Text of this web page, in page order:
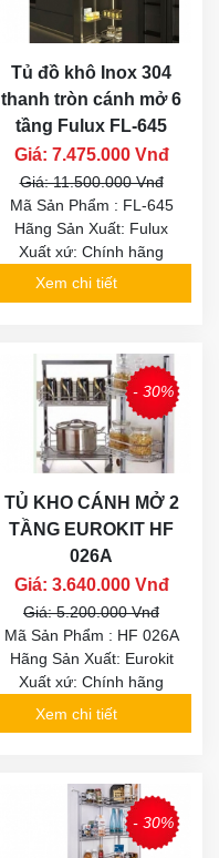
Tủ đồ khô Inox 304
thanh tròn cánh mở 6
tầng Fulux FL-645
Giá: 7.475.000 Vnđ
Giá: 11.500.000 Vnđ
Mã Sản Phẩm : FL-645
Hãng Sản Xuất: Fulux
Xuất xứ: Chính hãng
Xem chi tiết
- 30%
TỦ KHO CÁNH MỞ 2
TẦNG EUROKIT HF
026A
Giá: 3.640.000 Vnđ
Giá: 5.200.000 Vnđ
Mã Sản Phẩm : HF 026A
Hãng Sản Xuất: Eurokit
Xuất xứ: Chính hãng
Xem chi tiết
- 30%